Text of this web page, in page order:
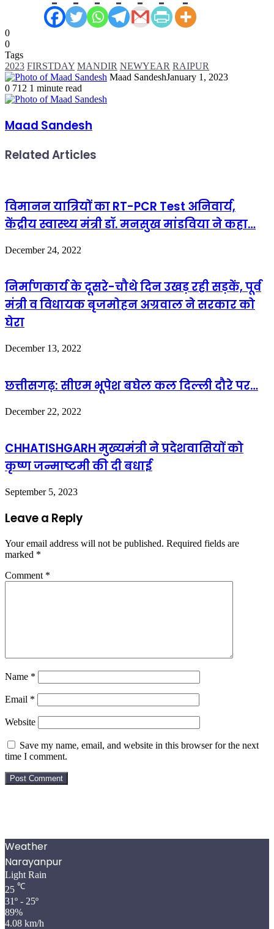
0
0
Tags
2023 FIRSTDAY MANDIR NEWYEAR RAIPUR
Maad SandeshJanuary 1, 2023
0 712 1 minute read
Maad Sandesh
Related Articles
विमानन यात्रियों का RT-PCR Test अनिवार्य,
केंद्रीय स्वास्थ्य मंत्री डॉ. मनसुख मांडविया ने कहा…
December 24, 2022
निर्माणकार्य के दूसरे-चौथे दिन उखड़ रही सड़कें, पूर्व
मंत्री व विधायक बृजमोहन अग्रवाल ने सरकार को
घेरा
December 13, 2022
छत्तीसगढ़: सीएम भूपेश बघेल कल दिल्ली दौरे पर…
December 22, 2022
CHHATISHGARH मुख्यमंत्री ने प्रदेशवासियों को
कृष्ण जन्माष्टमी की दी बधाई
September 5, 2023
Leave a Reply
Your email address will not be published. Required fields are
marked *
Comment *
Name *
Email *
Website
Save my name, email, and website in this browser for the next
time I comment.
Weather
Narayanpur
Light Rain
25 ℃
31º - 25º
89%
4.08 km/h